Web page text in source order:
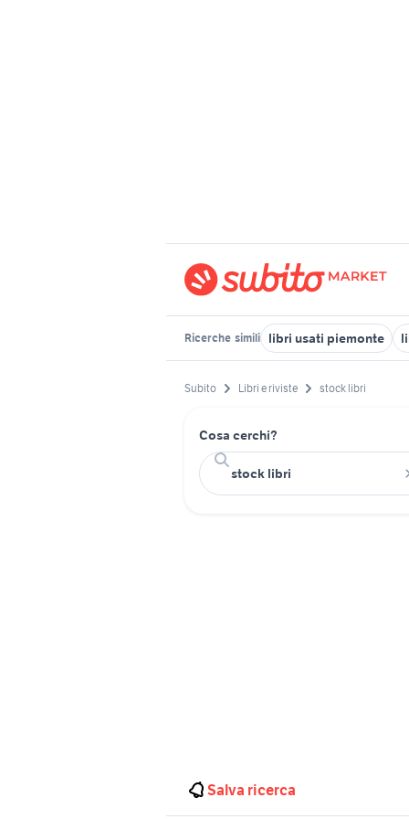
Ricerche simili libri usati piemonte
Subito Libri e riviste stock libri
Cosa cerchi?
Salva ricerca